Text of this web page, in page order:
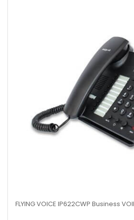
FLYING VOICE IP622CWP Business